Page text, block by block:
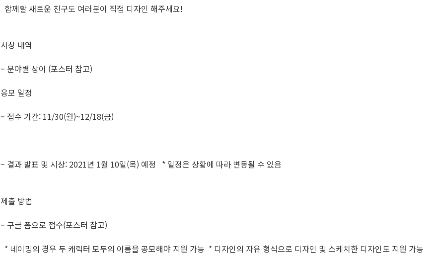
함께할 새로운 친구도 여러분이 직접 디자인 해주세요!
시상 내역
– 분야별 상이 (포스터 참고)
응모 일정
– ​접수 기간: 11/30(월)~12/18(금)
– ​결과 발표 및 시상: 2021년 1월 10일(목) 예정 * 일정은 상황에 따라 변동될 수 있음
제출 방법
– ​구글 폼으로 접수(포스터 참고)
* 네이밍의 경우 두 캐릭터 모두의 이름을 공모해야 지원 가능 * 디자인의 자유 형식으로 디자인 및 스케치한 디자인도 지원 가능